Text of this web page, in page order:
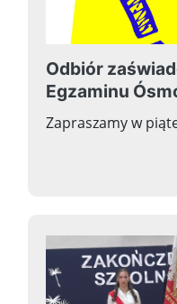
Odbiór
Egzaminu
Zapraszamy w